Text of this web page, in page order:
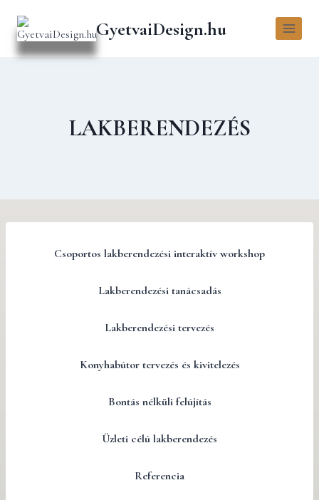
GyetvaiDesign.hu
LAKBERENDEZÉS
Csoportos lakberendezési interaktív workshop
Lakberendezési tanácsadás
Lakberendezési tervezés
Konyhabútor tervezés és kivitelezés
Bontás nélküli felújítás
Üzleti célú lakberendezés
Referencia